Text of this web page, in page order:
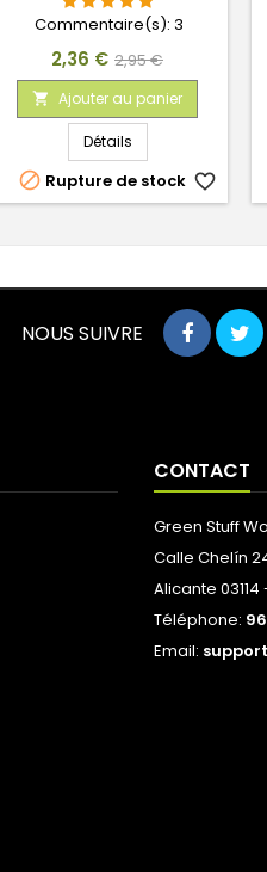
Commentaire(s): 3
Prix
2,36 € Prix
de
base
2,95 €
 Ajouter au panier
Détails
 Rupture de stock favorite_border
NOUS SUIVRE
CONTACT
Green Stuff
Calle Chelín
Alicante 03114
Téléphone:
Email: